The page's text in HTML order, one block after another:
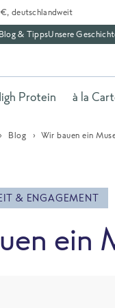
deutschlandweit
Blog & TippsUnsere
Protein à la
Blog Wir bauen ein
& ENGAGEMENT
ein